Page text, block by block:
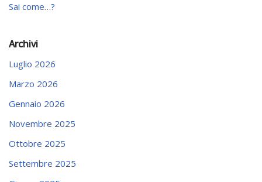
Sai come…?
Archivi
Luglio 2026
Marzo 2026
Gennaio 2026
Novembre 2025
Ottobre 2025
Settembre 2025